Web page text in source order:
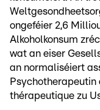
ongeféier 2,6
Alkoholkonsum
wat an eiser
an normaliséiert
thérapeutique zu